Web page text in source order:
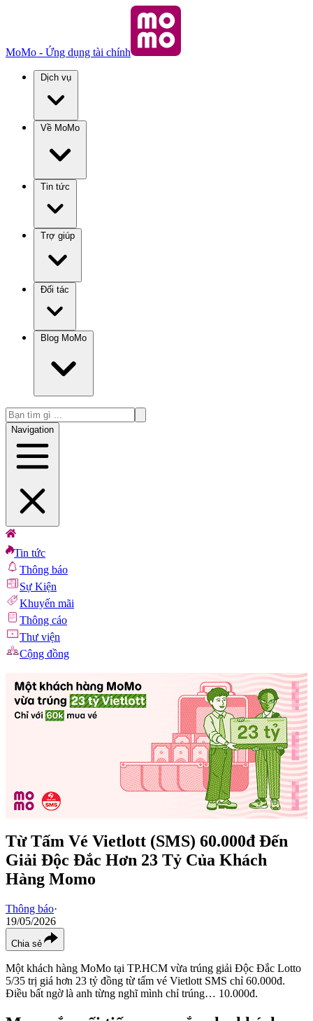
MoMo - Ứng dụng tài chính
Dịch vụ
Về MoMo
Tin tức
Trợ giúp
Đối tác
Blog MoMo
Navigation
Tin tức
Thông báo
Sự Kiện
Khuyến mãi
Thông cáo
Thư viện
Cộng đồng
Từ Tấm Vé Vietlott (SMS) 60.000đ Đến
Giải Độc Đắc Hơn 23 Tỷ Của Khách
Hàng Momo
Thông báo·
19/05/2026
Chia sẻ
Một khách hàng MoMo tại TP.HCM vừa trúng giải Độc Đắc Lotto
5/35 trị giá hơn 23 tỷ đồng từ tấm vé Vietlott SMS chỉ 60.000đ.
Điều bất ngờ là anh từng nghĩ mình chỉ trúng… 10.000đ.